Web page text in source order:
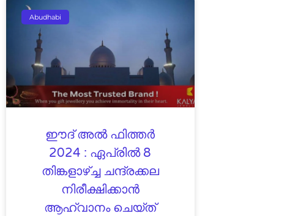
Abudhabi
ഈദ് അൽ ഫിത്തർ
2024 : ഏപ്രിൽ 8
തിങ്കളാഴ്ച്ച ചന്ദ്രക്കല
നിരീക്ഷിക്കാൻ
ആഹ്വാനം ചെയ്ത്